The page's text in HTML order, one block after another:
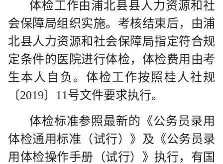
体检工作由浦北县县人力资源和社
会保障局组织实施。考核结束后，由浦
北县人力资源和社会保障局指定符合规
定条件的医院进行体检，体检费用由考
生本人自负 。体检工作按照桂人社规
〔2019〕 11号文件要求执行。
体检标准参照最新的《公务员录用
体检通用标准（试行）》及《公务员录
用体检操作手册（试行）》执行，有国